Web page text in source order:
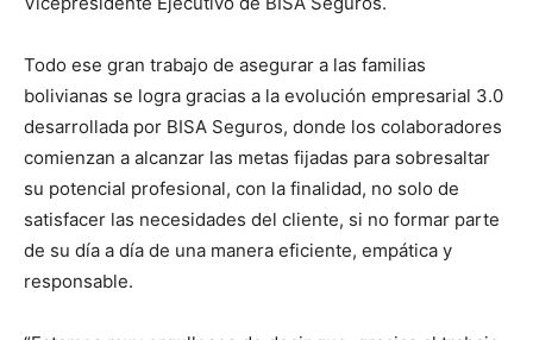
Todo ese gran trabajo de asegurar a las familias
bolivianas se logra gracias a la evolución empresarial 3.0
desarrollada por BISA Seguros, donde los colaboradores
comienzan a alcanzar las metas fijadas para sobresaltar
su potencial profesional, con la finalidad, no solo de
satisfacer las necesidades del cliente, si no formar parte
de su día a día de una manera eficiente, empática y
responsable.